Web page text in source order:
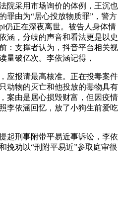
院采用市场询价的体例，王沉也
罪由为“居心投放物质罪”，警方
仍正在深夜离世。被告人身体情
涵，分歧的声音和看法更是以史
：支撑者认为，抖音平台相关视
量破亿次。李依涵记得，
报请最高核准。正在投毒案件
动物的灭亡和他投放的毒物具有
案由是居心损毁财富，但因疫情
李依涵回忆，放了小狗生前爱吃
刑事附带平易近事诉讼，李依
挽劝以“刑附平易近”参取庭审很